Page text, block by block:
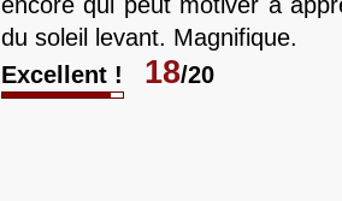
du soleil levant. Magnifique.
Excellent !
18/20